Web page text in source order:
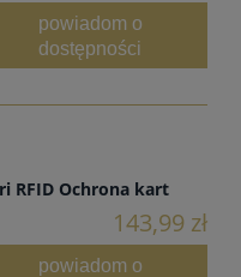
powiadom o
dostępności
RFID Ochrona kart
143,99 zł
powiadom o